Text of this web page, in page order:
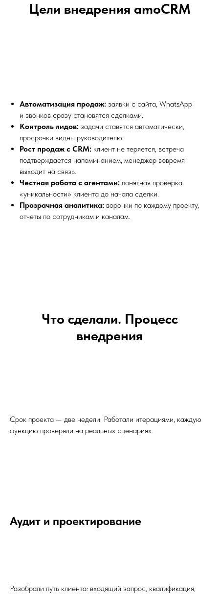
Цели внедрения amoCRM
Автоматизация продаж: заявки с сайта, WhatsApp
и звонков сразу становятся сделками.
Контроль лидов: задачи ставятся автоматически,
просрочки видны руководителю.
Рост продаж с CRM: клиент не теряется, встреча
подтверждается напоминанием, менеджер вовремя
выходит на связь.
Честная работа с агентами: понятная проверка
«уникальности» клиента до начала сделки.
Прозрачная аналитика: воронки по каждому проекту,
отчеты по сотрудникам и каналам.
Что сделали. Процесс
внедрения
Срок проекта — две недели. Работали итерациями, каждую
функцию проверяли на реальных сценариях.
Аудит и проектирование
Разобрали путь клиента: входящий запрос, квалификация,